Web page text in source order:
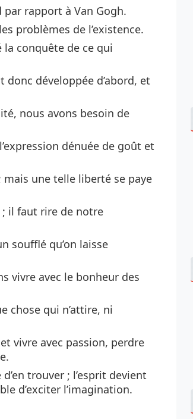
rapport à Van Gogh.
problèmes de l’existence.
la conquête de ce qui
développée d’abord, et
nous avons besoin de
dénuée de goût et
mais une telle liberté se paye
il faut rire de notre
soufflé qu’on laisse
vivre avec le bonheur des
chose qui n’attire, ni
vivre avec passion, perdre
trouver ; l’esprit devient
d’exciter l’imagination.